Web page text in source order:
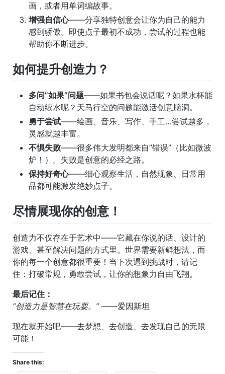
画，或者用单词编故事。
增强自信心——分享独特创意会让你为自己的能力
感到骄傲。即使点子最初不成功，尝试的过程也能
帮助你不断进步。
如何提升创造力？
多问”如果”问题——如果书包会说话呢？如果水杯能
自动续水呢？天马行空的问题能激活创意脑洞。
勇于尝试——绘画、音乐、写作、手工…尝试越多，
灵感就越丰富。
不惧失败——很多伟大发明都来自”错误”（比如微波
炉！）。失败是创意的必经之路。
保持好奇心——细心观察生活，自然现象、日常用
品都可能激发绝妙点子。
尽情展现你的创意！
创造力不仅存在于艺术中——它藏在你说的话、设计的
游戏、甚至解决问题的方式里。世界需要新鲜想法，而
你的每一个创意都很重要！当下次遇到挑战时，请记
住：打破常规，勇敢尝试，让你的想象力自由飞翔。
最后记住：
“创造力是智慧在玩耍。”——爱因斯坦
现在就开始吧——去梦想、去创造、去发现自己的无限
可能！
Share this: